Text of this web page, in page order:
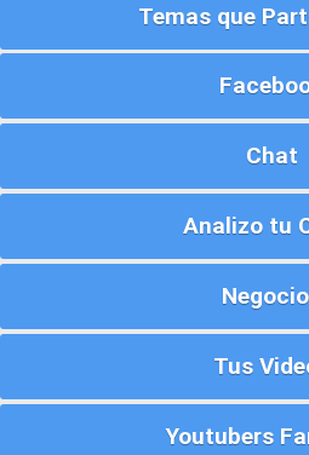
Temas que
Chat
Analizo tu
Tus
Youtubers